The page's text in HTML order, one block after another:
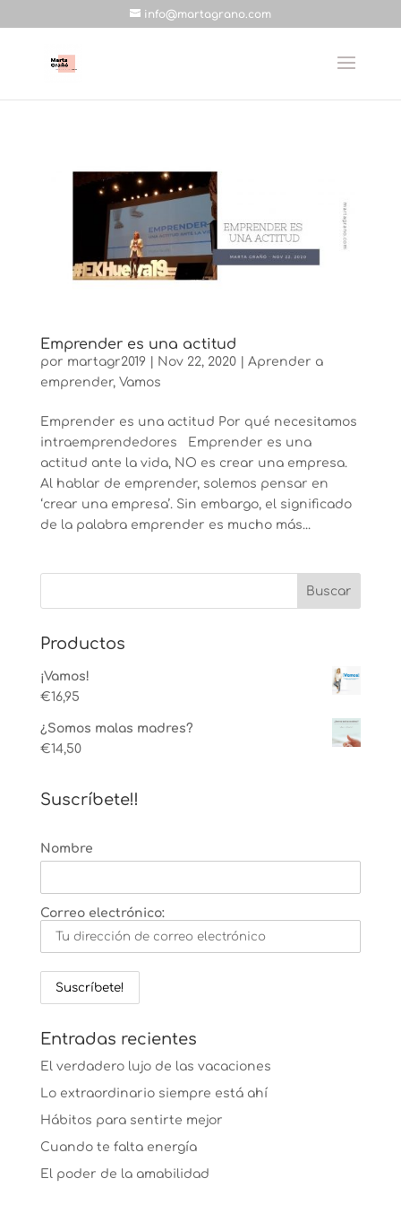
info@martagrano.com
Emprender es una actitud
por martagr2019| Nov 22, 2020| Aprender a
emprender, Vamos
Emprender es una actitud Por qué necesitamos
intraemprendedores Emprender es una
actitud ante la vida, NO es crear una empresa.
Al hablar de emprender, solemos pensar en
‘crear una empresa’. Sin embargo, el significado
de la palabra emprender es mucho más...
Productos
¡Vamos!
€16,95
¿Somos malas madres?
€14,50
Suscríbete!!
Nombre
Correo electrónico:
Entradas recientes
El verdadero lujo de las vacaciones
Lo extraordinario siempre está ahí
Hábitos para sentirte mejor
Cuando te falta energía
El poder de la amabilidad